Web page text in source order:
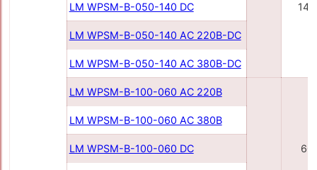
LM WPSM-B-050-140 DC
LM WPSM-B-050-140 AC 220В-DC
LM WPSM-B-050-140 AC 380В-DC
LM WPSM-B-100-060 AC 220В
LM WPSM-B-100-060 AC 380В
LM WPSM-B-100-060 DC